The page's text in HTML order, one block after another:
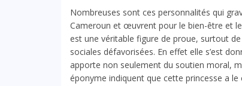
Santé
Culture
Nombreuses sont ces personnalités qui
Cameroun et œuvrent pour le bien-être et
est une véritable figure de proue, surtout
sociales défavorisées. En effet elle s’est
apporte non seulement du soutien moral,
éponyme indiquent que cette princesse a